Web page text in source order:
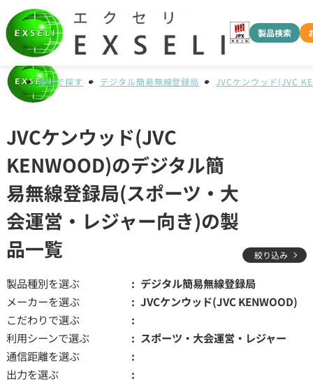
製品検索
種別で探す デジタル簡易無線登録局 JVCケンウッド(JVC
JVCケンウッド(JVC
KENWOOD)のデジタル簡
易無線登録局(スポーツ・大
会運営・レジャー向き)の製
品一覧
絞り込み
製品種別を選ぶ
デジタル簡易無線登録局
メーカーを選ぶ
JVCケンウッド(JVC KENWOOD)
こだわりで選ぶ
利用シーンで選ぶ
スポーツ・大会運営・レジャー
通信距離を選ぶ
出力を選ぶ